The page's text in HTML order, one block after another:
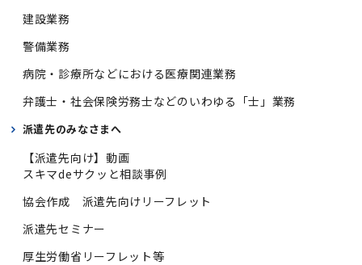
建設業務
警備業務
病院・診療所などにおける医療関連業務
弁護士・社会保険労務士などのいわゆる「士」業務
派遣先のみなさまへ
【派遣先向け】動画
スキマdeサクッと相談事例
協会作成 派遣先向けリーフレット
派遣先セミナー
厚生労働省リーフレット等